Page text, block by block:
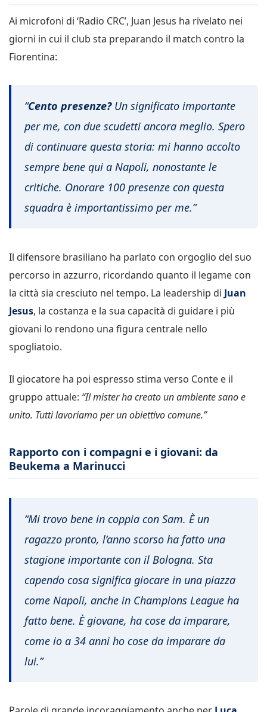
Ai microfoni di ‘Radio CRC’, Juan Jesus ha rivelato nei
giorni in cui il club sta preparando il match contro la
Fiorentina:
“Cento presenze?Un significato importante
per me, con due scudetti ancora meglio. Spero
di continuare questa storia: mi hanno accolto
sempre bene qui a Napoli, nonostante le
critiche. Onorare 100 presenze con questa
squadra è importantissimo per me.”
Il difensore brasiliano ha parlato con orgoglio del suo
percorso in azzurro, ricordando quanto il legame con
la città sia cresciuto nel tempo. La leadership di Juan
Jesus, la costanza e la sua capacità di guidare i più
giovani lo rendono una figura centrale nello
spogliatoio.
Il giocatore ha poi espresso stima verso Conte e il
gruppo attuale: “Il mister ha creato un ambiente sano e
unito. Tutti lavoriamo per un obiettivo comune.”
Rapporto con i compagni e i giovani: da
Beukema a Marinucci
“Mi trovo bene in coppia con Sam. È un
ragazzo pronto, l’anno scorso ha fatto una
stagione importante con il Bologna. Sta
capendo cosa significa giocare in una piazza
come Napoli, anche in Champions League ha
fatto bene. È giovane, ha cose da imparare,
come io a 34 anni ho cose da imparare da
lui.”